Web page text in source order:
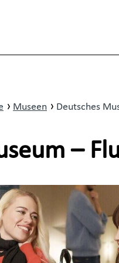
Museen Deutsches
–